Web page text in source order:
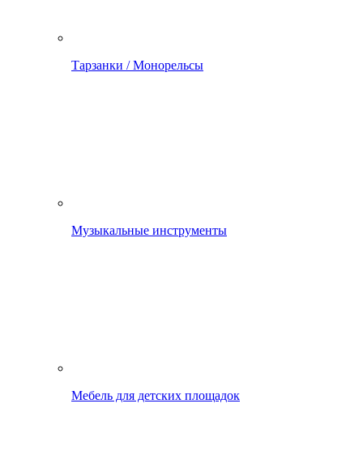
Тарзанки / Монорельсы
Музыкальные инструменты
Мебель для детских площадок